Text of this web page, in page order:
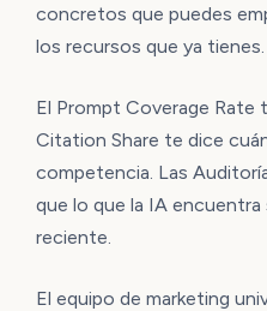
concretos que puedes
los recursos que ya tienes.
El Prompt Coverage Rate
Citation Share te dice
competencia. Las
que lo que la IA
reciente.
El equipo de marketing